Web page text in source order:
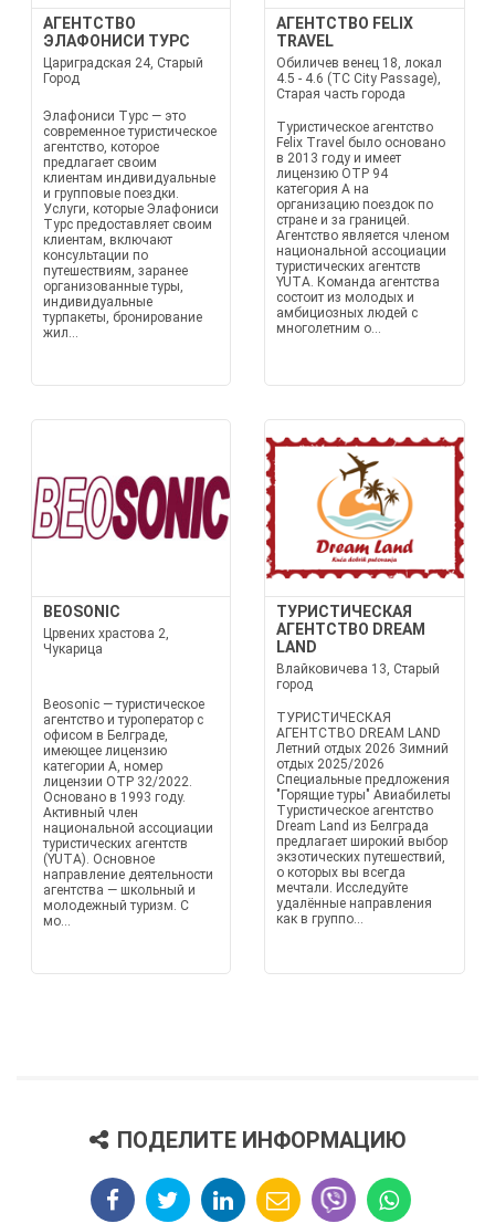
АГЕНТСТВО
ЭЛАФОНИСИ ТУРС
Цариградская 24, Старый
Город
Элафониси Турс — это
современное туристическое
агентство, которое
предлагает своим
клиентам индивидуальные
и групповые поездки.
Услуги, которые Элафониси
Турс предоставляет своим
клиентам, включают
консультации по
путешествиям, заранее
организованные туры,
индивидуальные
турпакеты, бронирование
жил...
АГЕНТСТВО FELIX
TRAVEL
Обиличев венец 18, локал
4.5 - 4.6 (TC City Passage),
Старая часть города
Туристическое агентство
Felix Travel было основано
в 2013 году и имеет
лицензию OTP 94
категория A на
организацию поездок по
стране и за границей.
Агентство является членом
национальной ассоциации
туристических агентств
YUTA. Команда агентства
состоит из молодых и
амбициозных людей с
многолетним о...
BEOSONIC
Црвених храстова 2,
Чукарица
Beosonic — туристическое
агентство и туроператор с
офисом в Белграде,
имеющее лицензию
категории А, номер
лицензии OTP 32/2022.
Основано в 1993 году.
Активный член
национальной ассоциации
туристических агентств
(YUTA). Основное
направление деятельности
агентства — школьный и
молодежный туризм. С
мо...
ТУРИСТИЧЕСКАЯ
АГЕНТСТВО DREAM
LAND
Влайковичева 13, Старый
город
ТУРИСТИЧЕСКАЯ
АГЕНТСТВО DREAM LAND
Летний отдых 2026 Зимний
отдых 2025/2026
Специальные предложения
"Горящие туры" Авиабилеты
Туристическое агентство
Dream Land из Белграда
предлагает широкий выбор
экзотических путешествий,
о которых вы всегда
мечтали. Исследуйте
удалённые направления
как в группо...
ПОДЕЛИТЕ ИНФОРМАЦИЮ